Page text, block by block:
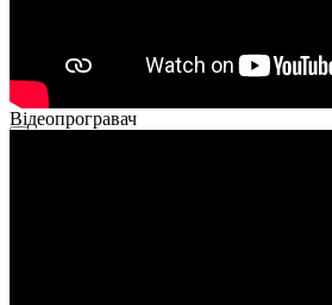
Відеопрогравач